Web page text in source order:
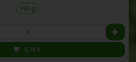
190 g
3,79 €